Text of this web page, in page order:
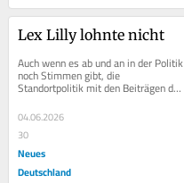
Lex Lilly lohnte nicht
Auch wenn es ab und an in der Politik
noch Stimmen gibt, die
Standortpolitik mit den Beiträgen der
gesetzlich Versicherten ablehnen: Die
Industrie...
04.06.2026
30
Neues
Deutschland